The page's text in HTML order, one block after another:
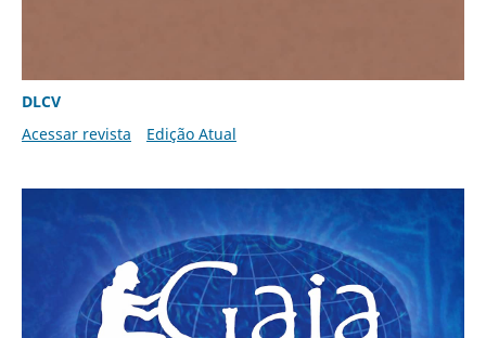
DLCV
Acessar revista
Edição Atual